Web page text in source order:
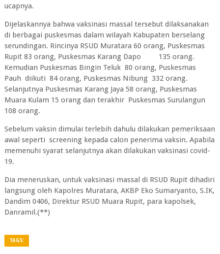
ucapnya.
Dijelaskannya bahwa vaksinasi massal tersebut dilaksanakan
di berbagai puskesmas dalam wilayah Kabupaten berselang
serundingan. Rincinya RSUD Muratara 60 orang, Puskesmas
Rupit 83 orang, Puskesmas Karang Dapo 135 orang.
Kemudian Puskesmas Bingin Teluk 80 orang, Puskesmas
Pauh diikuti 84 orang, Puskesmas Nibung 332 orang.
Selanjutnya Puskesmas Karang Jaya 58 orang, Puskesmas
Muara Kulam 15 orang dan terakhir Puskesmas Surulangun
108 orang.
Sebelum vaksin dimulai terlebih dahulu dilakukan pemeriksaan
awal seperti screening kepada calon penerima vaksin. Apabila
memenuhi syarat selanjutnya akan dilakukan vaksinasi covid-
19.
Dia meneruskan, untuk vaksinasi massal di RSUD Rupit dihadiri
langsung oleh Kapolres Muratara, AKBP Eko Sumaryanto, S.IK,
Dandim 0406, Direktur RSUD Muara Rupit, para kapolsek,
Danramil.(**)
TAGS: